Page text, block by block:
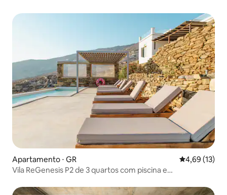
Apartamento ⋅ GR 4,69 de uma
4,69 (13)
Vila ReGenesis P2 de 3 quartos com piscina e